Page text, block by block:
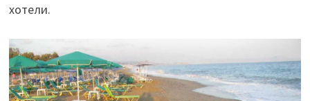
хотели.